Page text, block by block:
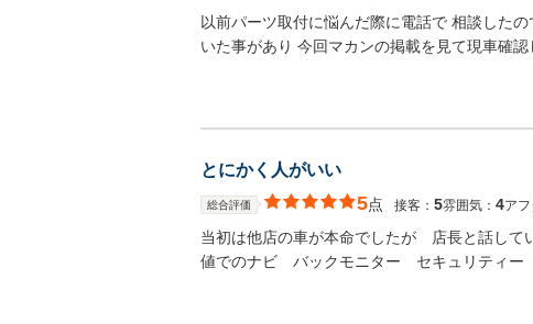
以前パーツ取付に悩んだ際に電話で 相談した
いた事があり 今回マカンの掲載を見て現車確
とにかく人がいい
総合評価 5点 接客： 5雰囲気： 4アフ
当初は他店の車が本命でしたが 店長と話し
値でのナビ バックモニター セキュリティー